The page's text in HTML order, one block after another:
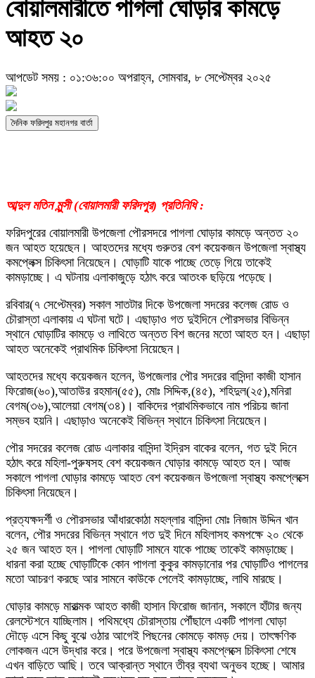
বোয়ালমারীতে পাগলা ঘোড়ার কামড়ে
আহত ২০
আপডেট সময় : ০১:৩৬:০০ অপরাহ্ন, সোমবার, ৮ সেপ্টেম্বর ২০২৫
দৈনিক ফরিদপুর মহানগর বার্তা
আব্দুল মতিন মুন্সী (বোয়ালমারী ফরিদপুর) প্রতিনিধি :
ফরিদপুরের বোয়ালমারী উপজেলা পৌরসদরে পাগলা ঘোড়ার কামড়ে অন্তত ২০
জন আহত হয়েছেন। আহতদের মধ্যে গুরুতর বেশ কয়েকজন উপজেলা স্বাস্থ্য
কমপ্লেক্স চিকিৎসা নিয়েছেন। ঘোড়াটি যাকে পাচ্ছে তেড়ে গিয়ে তাকেই
কামড়াচ্ছে। এ ঘটনায় এলাকাজুড়ে হঠাৎ করে আতংক ছড়িয়ে পড়েছে।
রবিবার(৭ সেপ্টেম্বর) সকাল সাতটার দিকে উপজেলা সদরের কলেজ রোড ও
চৌরাস্তা এলাকায় এ ঘটনা ঘটে। এছাড়াও গত দুইদিনে পৌরসভার বিভিন্ন
স্থানে ঘোড়াটির কামড়ে ও লাথিতে অন্তত বিশ জনের মতো আহত হন। এছাড়া
আহত অনেকেই প্রাথমিক চিকিৎসা নিয়েছেন।
আহতদের মধ্যে কয়েকজন হলেন, উপজেলার পৌর সদরের বাসিন্দা কাজী হাসান
ফিরোজ(৬০),আতাউর রহমান(৫৫), মোঃ সিদ্দিক,(৪৫), শহিদুল(২৫),মনিরা
বেগম(৩৬),আলেয়া বেগম(৩৪)। বাকিদের প্রাথমিকভাবে নাম পরিচয় জানা
সম্ভব হয়নি। এছাড়াও অনেকেই বিভিন্ন স্থানে চিকিৎসা নিয়েছেন।
পৌর সদরের কলেজ রোড এলাকার বাসিন্দা ইদ্রিস বাকের বলেন, গত দুই দিনে
হঠাৎ করে মহিলা-পুরুষসহ বেশ কয়েকজন ঘোড়ার কামড়ে আহত হন। আজ
সকালে পাগলা ঘোড়ার কামড়ে আহত বেশ কয়েকজন উপজেলা স্বাস্থ্য কমপ্লেক্সে
চিকিৎসা নিয়েছেন।
প্রত্যক্ষদর্শী ও পৌরসভার আঁধারকোঠা মহল্লার বাসিন্দা মোঃ নিজাম উদ্দিন খান
বলেন, পৌর সদরের বিভিন্ন স্থানে গত দুই দিনে মহিলাসহ কমপক্ষে ২০ থেকে
২৫ জন আহত হন। পাগলা ঘোড়াটি সামনে যাকে পাচ্ছে তাকেই কামড়াচ্ছে।
ধারনা করা হচ্ছে ঘোড়াটিকে কোন পাগলা কুকুর কামড়ানোর পর ঘোড়াটিও পাগলের
মতো আচরণ করছে আর সামনে কাউকে পেলেই কামড়াচ্ছে, লাথি মারছে।
ঘোড়ার কামড়ে মারাত্মক আহত কাজী হাসান ফিরোজ জানান, সকালে হাঁটার জন্য
রেলস্টেশনে যাচ্ছিলাম। পথিমধ্যে চৌরাস্তায় পৌঁছালে একটি পাগলা ঘোড়া
দৌড়ে এসে কিছু বুঝে ওঠার আগেই পিছনের কোমড়ে কামড় দেয়। তাৎক্ষণিক
লোকজন এসে উদ্ধার করে। পরে উপজেলা স্বাস্থ্য কমপ্লেক্সে চিকিৎসা শেষে
এখন বাড়িতে আছি। তবে আক্রান্ত স্থানে তীব্র ব্যথা অনুভব হচ্ছে। আমার